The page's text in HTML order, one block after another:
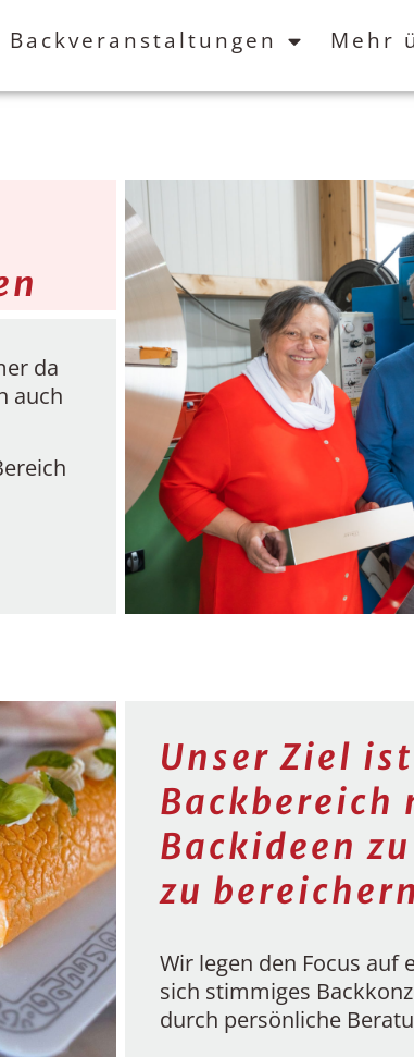
Backveranstaltungen Mehr
da
auch
Unser Ziel
Backbereich
Backideen
zu
Wir legen den Focus auf
sich stimmiges
durch persönliche